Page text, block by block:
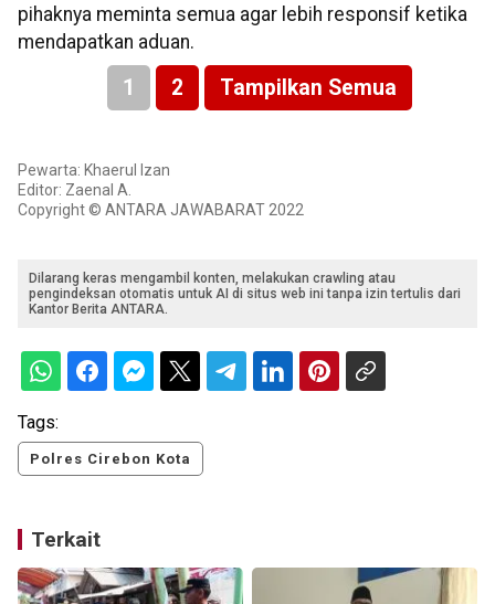
pihaknya meminta semua agar lebih responsif ketika
mendapatkan aduan.
1 2 Tampilkan Semua
Pewarta: Khaerul Izan
Editor: Zaenal A.
Copyright © ANTARA JAWABARAT 2022
Dilarang keras mengambil konten, melakukan crawling atau
pengindeksan otomatis untuk AI di situs web ini tanpa izin tertulis dari
Kantor Berita ANTARA.
Tags:
Polres Cirebon Kota
Terkait